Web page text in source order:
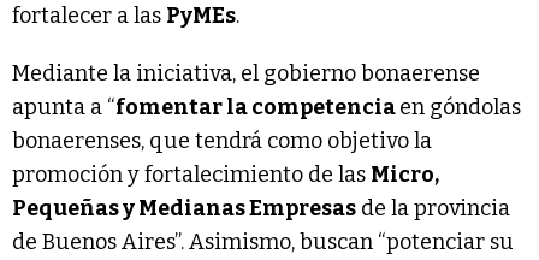
fortalecer a las PyMEs.
Mediante la iniciativa, el gobierno bonaerense
apunta a “fomentar la competenciaen góndolas
bonaerenses, que tendrá como objetivo la
promoción y fortalecimiento de las Micro,
Pequeñas y Medianas Empresas de la provincia
de Buenos Aires”. Asimismo, buscan “potenciar su